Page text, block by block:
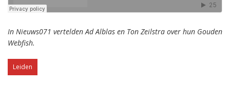
In Nieuws071 vertelden Ad Alblas en Ton Zeilstra over hun Gouden
Webfish.
Leiden